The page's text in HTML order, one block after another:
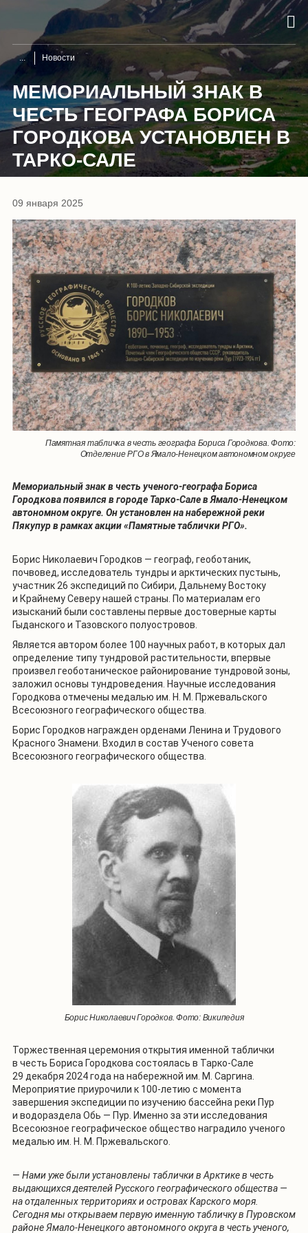
Новости
МЕМОРИАЛЬНЫЙ ЗНАК В
ЧЕСТЬ ГЕОГРАФА БОРИСА
ГОРОДКОВА УСТАНОВЛЕН В
ТАРКО-САЛЕ
09 января 2025
Памятная табличка в честь географа Бориса Городкова. Фото:
Отделение РГО в Ямало-Ненецком автономном округе
Мемориальный знак в честь ученого-географа Бориса
Городкова появился в городе Тарко-Сале в Ямало-Ненецком
автономном округе. Он установлен на набережной реки
Пякупур в рамках акции «Памятные таблички РГО».
Борис Николаевич Городков — географ, геоботаник,
почвовед, исследователь тундры и арктических пустынь,
участник 26 экспедиций по Сибири, Дальнему Востоку
и Крайнему Северу нашей страны. По материалам его
изысканий были составлены первые достоверные карты
Гыданского и Тазовского полуостровов.
Является автором более 100 научных работ, в которых дал
определение типу тундровой растительности, впервые
произвел геоботаническое районирование тундровой зоны,
заложил основы тундроведения. Научные исследования
Городкова отмечены медалью им. Н. М. Пржевальского
Всесоюзного географического общества.
Борис Городков награжден орденами Ленина и Трудового
Красного Знамени. Входил в состав Ученого совета
Всесоюзного географического общества.
Борис Николаевич Городков. Фото: Википедия
Торжественная церемония открытия именной таблички
в честь Бориса Городкова состоялась в Тарко-Сале
29 декабря 2024 года на набережной им. М. Саргина.
Мероприятие приурочили к 100-летию с момента
завершения экспедиции по изучению бассейна реки Пур
и водораздела Обь — Пур. Именно за эти исследования
Всесоюзное географическое общество наградило ученого
медалью им. Н. М. Пржевальского.
— Нами уже были установлены таблички в Арктике в честь
выдающихся деятелей Русского географического общества —
на отдаленных территориях и островах Карского моря.
Сегодня мы открываем первую именную табличку в Пуровском
районе Ямало-Ненецкого автономного округа в честь ученого,